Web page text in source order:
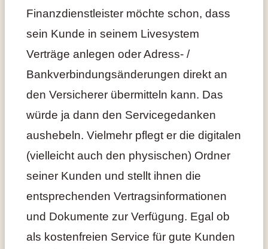
Finanzdienstleister möchte schon, dass
sein Kunde in seinem Livesystem
Verträge anlegen oder Adress- /
Bankverbindungsänderungen direkt an
den Versicherer übermitteln kann. Das
würde ja dann den Servicegedanken
aushebeln. Vielmehr pflegt er die digitalen
(vielleicht auch den physischen) Ordner
seiner Kunden und stellt ihnen die
entsprechenden Vertragsinformationen
und Dokumente zur Verfügung. Egal ob
als kostenfreien Service für gute Kunden